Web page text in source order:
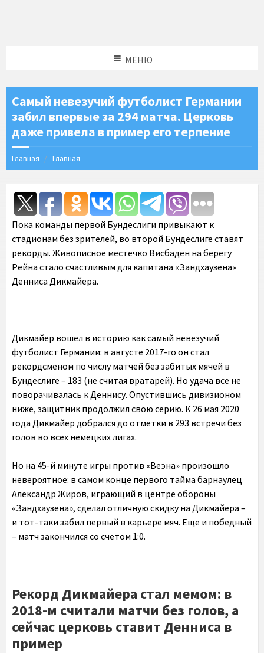
МЕНЮ
Самый невезучий футболист Германии
забил впервые за 294 матча. Церковь
даже привела в пример его терпение
Главная Главная
Пока команды первой Бундеслиги привыкают к
стадионам без зрителей, во второй Бундеслиге ставят
рекорды. Живописное местечко Висбаден на берегу
Рейна стало счастливым для капитана «Зандхаузена»
Денниса Дикмайера.
Дикмайер вошел в историю как самый невезучий
футболист Германии: в августе 2017-го он стал
рекордсменом по числу матчей без забитых мячей в
Бундеслиге – 183 (не считая вратарей). Но удача все не
поворачивалась к Деннису. Опустившись дивизионом
ниже, защитник продолжил свою серию. К 26 мая 2020
года Дикмайер добрался до отметки в 293 встречи без
голов во всех немецких лигах.
Но на 45-й минуте игры против «Веэна» произошло
невероятное: в самом конце первого тайма барнаулец
Александр Жиров, играющий в центре обороны
«Зандхаузена», сделал отличную скидку на Дикмайера –
и тот-таки забил первый в карьере мяч. Еще и победный
– матч закончился со счетом 1:0.
Рекорд Дикмайера стал мемом: в
2018-м считали матчи без голов, а
сейчас церковь ставит Денниса в
пример